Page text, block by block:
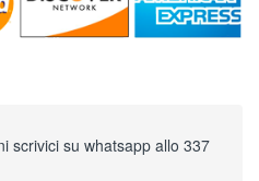
scrivici su whatsapp allo 337